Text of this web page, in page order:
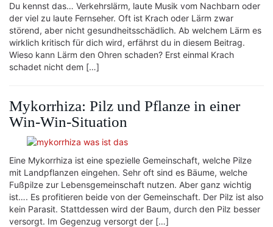
Du kennst das… Verkehrslärm, laute Musik vom Nachbarn oder
der viel zu laute Fernseher. Oft ist Krach oder Lärm zwar
störend, aber nicht gesundheitsschädlich. Ab welchem Lärm es
wirklich kritisch für dich wird, erfährst du in diesem Beitrag.
Wieso kann Lärm den Ohren schaden? Erst einmal Krach
schadet nicht dem […]
Mykorrhiza: Pilz und Pflanze in einer
Win-Win-Situation
Eine Mykorrhiza ist eine spezielle Gemeinschaft, welche Pilze
mit Landpflanzen eingehen. Sehr oft sind es Bäume, welche
Fußpilze zur Lebensgemeinschaft nutzen. Aber ganz wichtig
ist…. Es profitieren beide von der Gemeinschaft. Der Pilz ist also
kein Parasit. Stattdessen wird der Baum, durch den Pilz besser
versorgt. Im Gegenzug versorgt der […]